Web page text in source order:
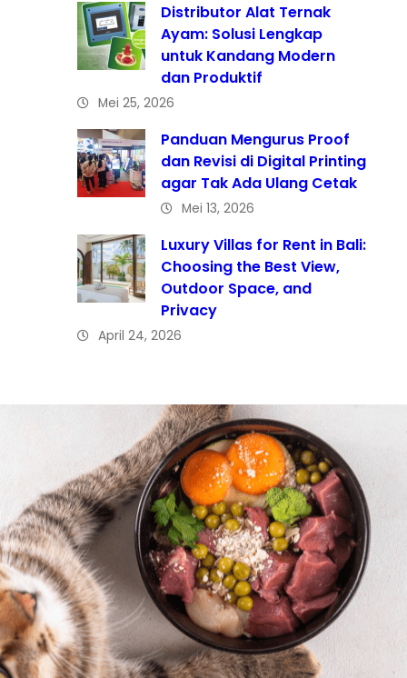
Distributor Alat Ternak
Ayam: Solusi Lengkap
untuk Kandang Modern
dan Produktif
Mei 25, 2026
Panduan Mengurus Proof
dan Revisi di Digital Printing
agar Tak Ada Ulang Cetak
Mei 13, 2026
Luxury Villas for Rent in Bali:
Choosing the Best View,
Outdoor Space, and
Privacy
April 24, 2026